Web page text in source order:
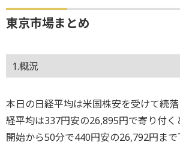
東京市場まとめ
1.概況
本日の日経平均は米国株安を受けて続
経平均は337円安の26,895円で寄り付く
開始から50分で440円安の26,792円まで